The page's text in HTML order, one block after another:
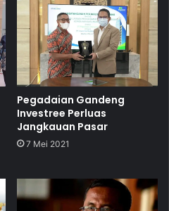
Pegadaian Gandeng
Investree Perluas
Jangkauan Pasar
7 Mei 2021